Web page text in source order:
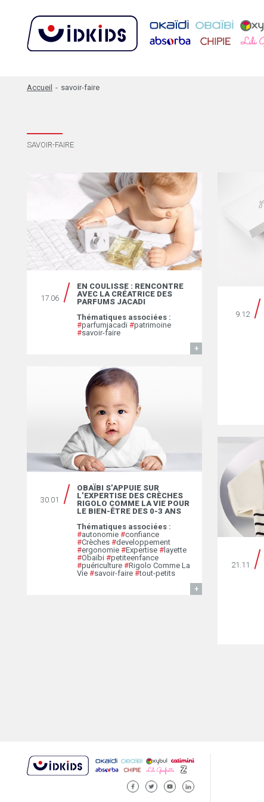
Accueil - savoir-faire
SAVOIR-FAIRE
17.06
EN COULISSE : RENCONTRE
AVEC LA CRÉATRICE DES
PARFUMS JACADI
Thématiques associées :
#parfumjacadi #patrimoine
#savoir-faire
30.01
OBAÏBI S’APPUIE SUR
L’EXPERTISE DES CRÈCHES
RIGOLO COMME LA VIE POUR
LE BIEN-ÊTRE DES 0-3 ANS
Thématiques associées :
#autonomie #confiance
#Crèches #developpement
#ergonomie #Expertise #layette
#Obaïbi #petiteenfance
#puériculture #Rigolo Comme La
Vie #savoir-faire #tout-petits
9.12
21.11
FACEBOOKTWITTERYOUTUBELINKEDIN